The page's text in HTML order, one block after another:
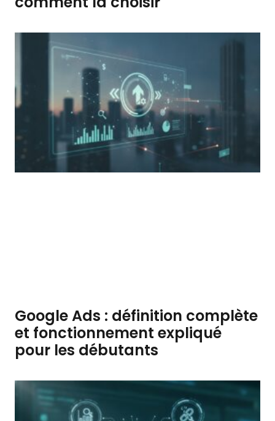
Google Ads : définition complète
et fonctionnement expliqué
pour les débutants